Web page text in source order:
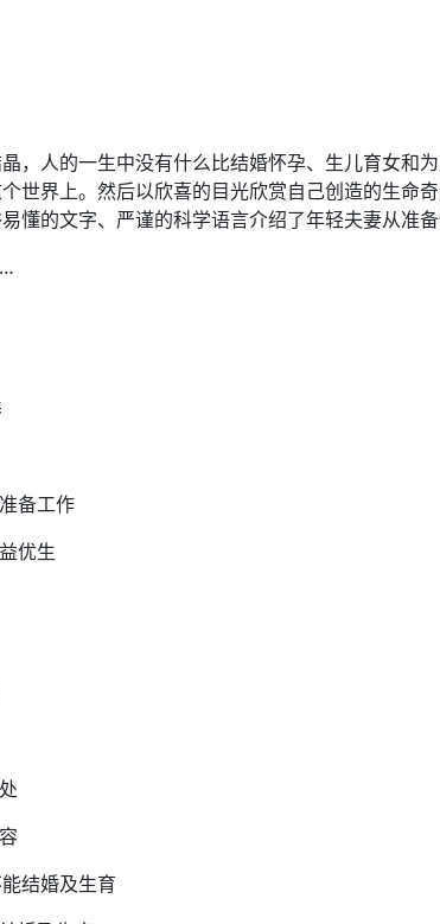
，人的一生中没有什么比结婚怀孕、生儿育女和
世界上。然后以欣喜的目光欣赏自己创造的生命
懂的文字、严谨的科学语言介绍了年轻夫妻从准
备工作
优生
结婚及生育